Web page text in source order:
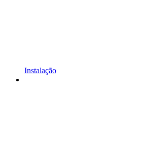
Instalação